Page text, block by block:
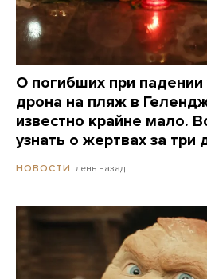
О погибших при падении
дрона на пляж в
известно крайне мало.
узнать о жертвах за три
НОВОСТИ день назад